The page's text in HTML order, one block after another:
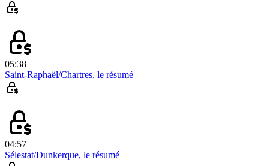
05:38
Saint-Raphaël/Chartres, le résumé
04:57
Sélestat/Dunkerque, le résumé